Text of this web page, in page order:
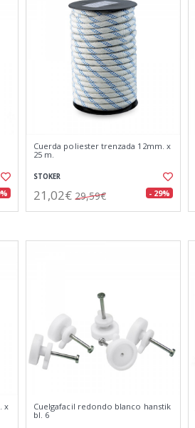
Cuerda poliester trenzada 12mm. x
25 m.
STOKER
21,02€ 29,59€ - 29%
x
Cuelgafacil redondo blanco hanstik
bl. 6